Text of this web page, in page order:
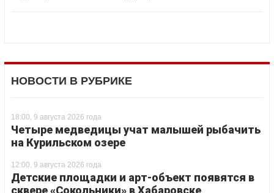
НОВОСТИ В РУБРИКЕ
18:00, 9 августа 2026 года
Четыре медведицы учат малышей рыбачить
на Курильском озере
12:00, 9 августа 2026 года
Детские площадки и арт-объект появятся в
сквере «Сокольники» в Хабаровске